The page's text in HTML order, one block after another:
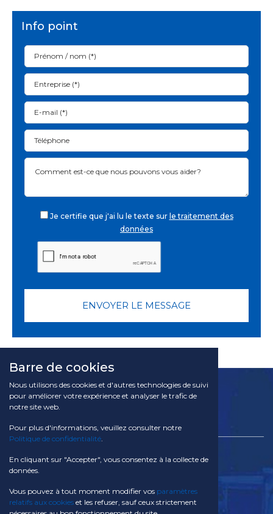
Info point
Je certifie que j'ai lu le texte sur le traitement des
données
ENVOYER LE MESSAGE
Via Campagna 28 CH - 6934 Bioggio
Téléphone:
Barre de cookies
Nous utilisons des cookies et d'autres technologies de suivi
pour améliorer votre expérience et analyser le trafic de
notre site web.
Pour plus d'informations, veuillez consulter notre
Politique de confidentialité.
En cliquant sur "Accepter", vous consentez à la collecte de
données.
Vous pouvez à tout moment modifier vos paramètres
relatifs aux cookies et les refuser, sauf ceux strictement